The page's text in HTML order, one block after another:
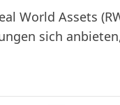
World Assets
sich